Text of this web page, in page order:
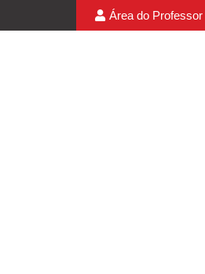
Área do Professor